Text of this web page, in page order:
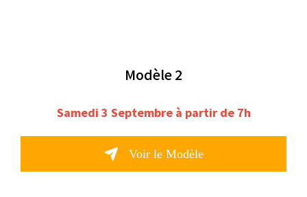
Modèle 2
Samedi 3 Septembre à partir de 7h
Voir le Modèle